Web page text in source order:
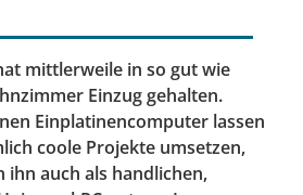
mittlerweile in so gut wie
Einzug gehalten.
Einplatinencomputer lassen
coole Projekte umsetzen,
ihn auch als handlichen,